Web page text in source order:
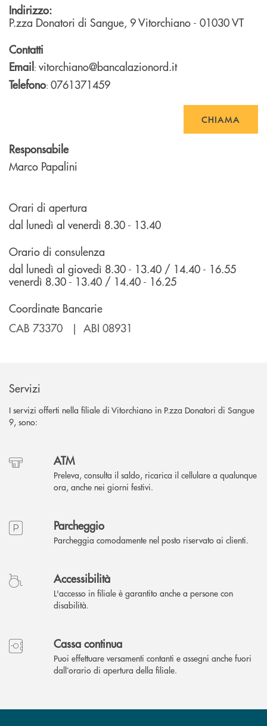
Indirizzo:
P.zza Donatori di Sangue, 9Vitorchiano - 01030VT
Contatti
Email: vitorchiano@bancalazionord.it
Telefono: 0761371459
CHIAMA
Responsabile
Marco Papalini
Orari di apertura
dal lunedì al venerdì 8.30 - 13.40
Orario di consulenza
dal lunedì al giovedì 8.30 - 13.40 / 14.40 - 16.55
venerdì 8.30 - 13.40 / 14.40 - 16.25
Coordinate Bancarie
CAB 73370 | ABI 08931
Servizi
I servizi offerti nella filiale di Vitorchiano in P.zza Donatori di Sangue
9, sono:
ATM
Preleva, consulta il saldo, ricarica il cellulare a qualunque
ora, anche nei giorni festivi.
Parcheggio
Parcheggia comodamente nel posto riservato ai clienti.
Accessibilità
L'accesso in filiale è garantito anche a persone con
disabilità.
Cassa continua
Puoi effettuare versamenti contanti e assegni anche fuori
dall’orario di apertura della filiale.